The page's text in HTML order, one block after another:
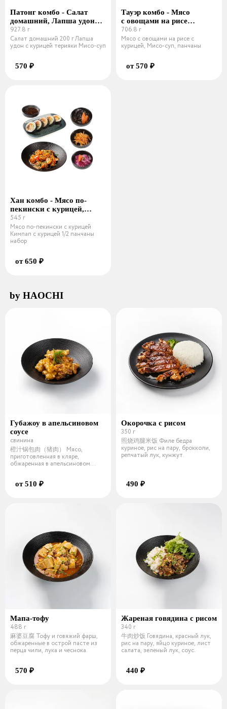
Патонг комбо - Салат
домашний, Лапша удон
с курицей терияки, Мисо-
суп
927.8 г
Салат домашний 200 г Лапша
удон с курицей терияки Мисо-суп
570 ₽
Тауэр комбо - Мясо
с овощами на рисе
с курицей Мисо-суп,
панчаны
706.8 г
Мясо с овощами на рисе с
курицей, Мисо-суп, панчаны
от 570 ₽
Хан комбо - Мясо по-
пекински с курицей,
Кимпап с курицей 1/2,
панчаны
545 г
Мясо по-пекински с курицей
Кимпап с курицей 1/2 панчаны
набор
от 650 ₽
by HAOCHI
Губажоу в апельсиновом
соусе
свинина
橙汁锅包肉（猪肉） Мясо,
приготовленная в кляре,
обжаренная в апельсиновом
от 510 ₽
Окорочка с рисом
350 г
照烧鸡腿米饭 Филе бедра
куриное, рис на пару, брокколи,
репчатый лук, кунжут.
490 ₽
Мапа-тофу
488 г
麻婆豆腐 Тофу и говяжий фарш,
обжаренные в острой пасте из
перца чили, лука и чеснока.
570 ₽
Жареная говядина с рисом
340 г
牛肉炒饭 Говядина, красный лук,
рис на пару, яйцо куриное, лист
салата, зеленый лук, соус.
440 ₽